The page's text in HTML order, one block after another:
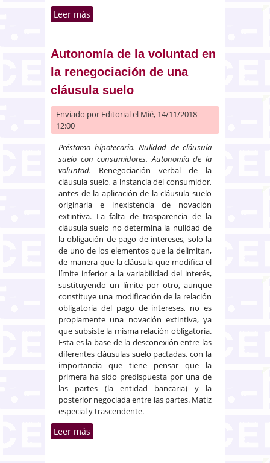
Leer más
Autonomía de la voluntad en
la renegociación de una
cláusula suelo
Enviado por Editorialel Mié, 14/11/2018 -
12:00
Préstamo hipotecario. Nulidad de cláusula
suelo con consumidores. Autonomía de la
voluntad. Renegociación verbal de la
cláusula suelo, a instancia del consumidor,
antes de la aplicación de la cláusula suelo
originaria e inexistencia de novación
extintiva. La falta de trasparencia de la
cláusula suelo no determina la nulidad de
la obligación de pago de intereses, solo la
de uno de los elementos que la delimitan,
de manera que la cláusula que modifica el
límite inferior a la variabilidad del interés,
sustituyendo un límite por otro, aunque
constituye una modificación de la relación
obligatoria del pago de intereses, no es
propiamente una novación extintiva, ya
que subsiste la misma relación obligatoria.
Esta es la base de la desconexión entre las
diferentes cláusulas suelo pactadas, con la
importancia que tiene pensar que la
primera ha sido predispuesta por una de
las partes (la entidad bancaria) y la
posterior negociada entre las partes. Matiz
especial y trascendente.
Leer más